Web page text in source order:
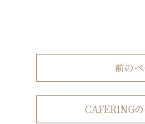
前の
CAFERING